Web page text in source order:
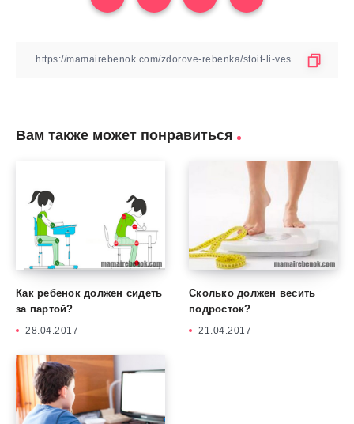
Вам также может понравиться
Как ребенок должен сидеть
за партой?
28.04.2017
Сколько должен весить
подросток?
21.04.2017